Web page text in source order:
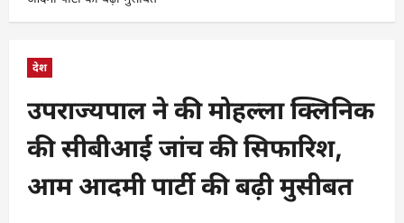
देश
उपराज्यपाल ने की मोहल्ला क्लिनिक
की सीबीआई जांच की सिफारिश,
आम आदमी पार्टी की बढ़ी मुसीबत